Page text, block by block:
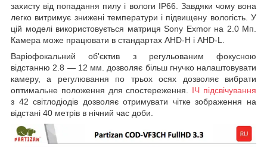
захисту від попадання пилу і вологи IP66. Завдяки чому вона
легко витримує знижені температури і підвищену вологість. У
цій моделі використовується матриця Sony Exmor на 2.0 Мп.
Камера може працювати в стандартах AHD-H і AHD-L.
Варіофокальний об'єктив з регульованим фокусною
відстанню 2.8 ― 12 мм. дозволяє більш гнучко налаштовувати
камеру, а регулювання по трьох осях дозволяє вибрати
оптимальне положення для спостереження. ІЧ підсвічування
з 42 світлодіодів дозволяє отримувати чітке зображення на
відстані 40 метрів в нічний час доби.